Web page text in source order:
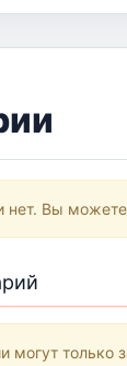
нет. Вы
могут только